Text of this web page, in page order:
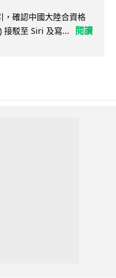
確認中國大陸合資格
接駁至 Siri 及寫...
閱讀